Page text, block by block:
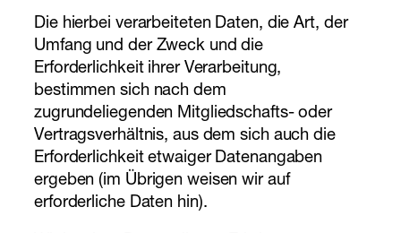
Die hierbei verarbeiteten Daten, die Art, der
Umfang und der Zweck und die
Erforderlichkeit ihrer Verarbeitung,
bestimmen sich nach dem
zugrundeliegenden Mitgliedschafts- oder
Vertragsverhältnis, aus dem sich auch die
Erforderlichkeit etwaiger Datenangaben
ergeben (im Übrigen weisen wir auf
erforderliche Daten hin).